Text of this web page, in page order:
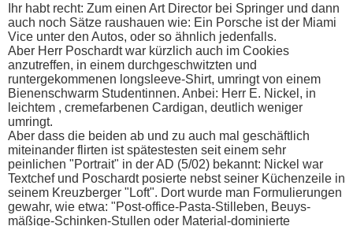
Ihr habt recht: Zum einen Art Director bei Springer und dann
auch noch Sätze raushauen wie: Ein Porsche ist der Miami
Vice unter den Autos, oder so ähnlich jedenfalls.
Aber Herr Poschardt war kürzlich auch im Cookies
anzutreffen, in einem durchgeschwitzten und
runtergekommenen longsleeve-Shirt, umringt von einem
Bienenschwarm Studentinnen. Anbei: Herr E. Nickel, in
leichtem , cremefarbenen Cardigan, deutlich weniger
umringt.
Aber dass die beiden ab und zu auch mal geschäftlich
miteinander flirten ist spätestesten seit einem sehr
peinlichen "Portrait" in der AD (5/02) bekannt: Nickel war
Textchef und Poschardt posierte nebst seiner Küchenzeile in
seinem Kreuzberger "Loft". Dort wurde man Formulierungen
gewahr, wie etwa: "Post-office-Pasta-Stilleben, Beuys-
mäßige-Schinken-Stullen oder Material-dominierte